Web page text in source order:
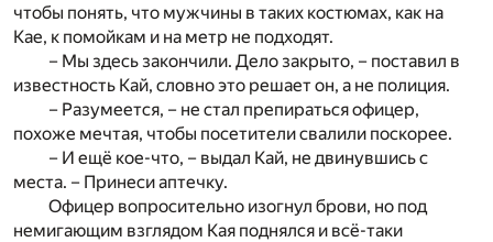
чтобы понять, что мужчины в таких костюмах, как на
Кае, к помойкам и на метр не подходят.
– Мы здесь закончили. Дело закрыто, – поставил в
известность Кай, словно это решает он, а не полиция.
– Разумеется, – не стал препираться офицер,
похоже мечтая, чтобы посетители свалили поскорее.
– И ещё кое-что, – выдал Кай, не двинувшись с
места. – Принеси аптечку.
Офицер вопросительно изогнул брови, но под
немигающим взглядом Кая поднялся и всё-таки